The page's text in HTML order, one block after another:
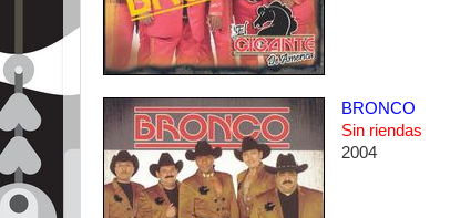
BRONCO
Sin riendas
2004